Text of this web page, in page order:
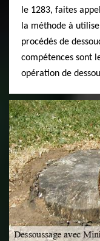
le 1283, faites
la méthode à
procédés de
compétences sont
opération de